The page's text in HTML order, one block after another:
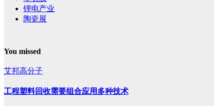
锂电产业
陶瓷展
You missed
艾邦高分子
工程塑料回收需要组合应用多种技术